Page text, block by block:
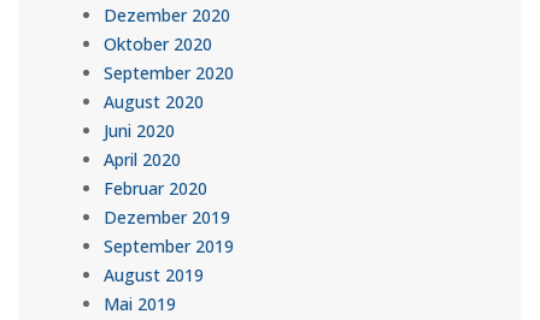
Dezember 2020
Oktober 2020
September 2020
August 2020
Juni 2020
April 2020
Februar 2020
Dezember 2019
September 2019
August 2019
Mai 2019